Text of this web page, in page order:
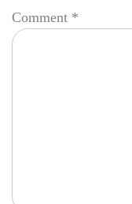
Comment *